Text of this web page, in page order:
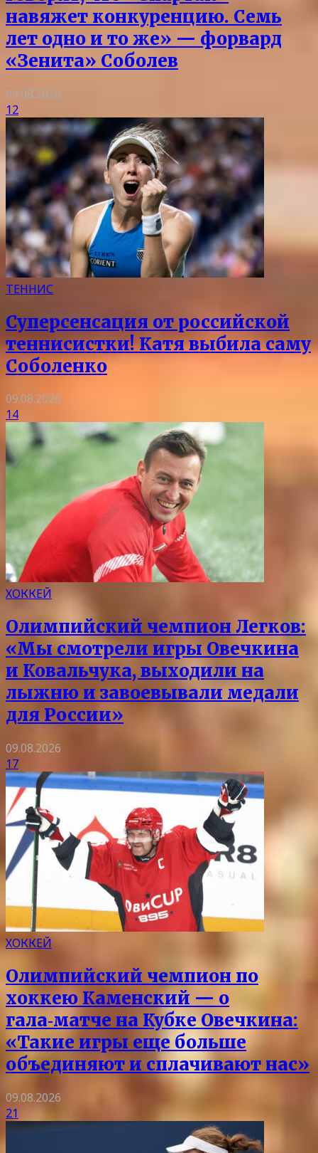
навяжет конкуренцию. Семь
лет одно и то же» — форвард
«Зенита» Соболев
09.08.2026
12
ТЕННИС
Суперсенсация от российской
теннисистки! Катя выбила саму
Соболенко
09.08.2026
14
ХОККЕЙ
Олимпийский чемпион Легков:
«Мы смотрели игры Овечкина
и Ковальчука, выходили на
лыжню и завоевывали медали
для России»
09.08.2026
17
ХОККЕЙ
Олимпийский чемпион по
хоккею Каменский — о
гала‑матче на Кубке Овечкина:
«Такие игры еще больше
объединяют и сплачивают нас»
09.08.2026
21